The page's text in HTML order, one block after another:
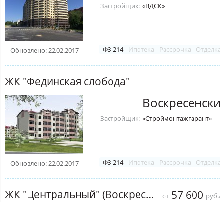
Обновлено: 22.02.2017
Застройщик: «ВДСК»
ФЗ 214 Ипотека Рассрочка
ЖК "Фединская слобода"
Обновлено: 22.02.2017
Застройщик: «Строймонтажгарант»
ФЗ 214 Ипотека Рассрочка
ЖК "Центральный" (Воскресенск) от 57 600